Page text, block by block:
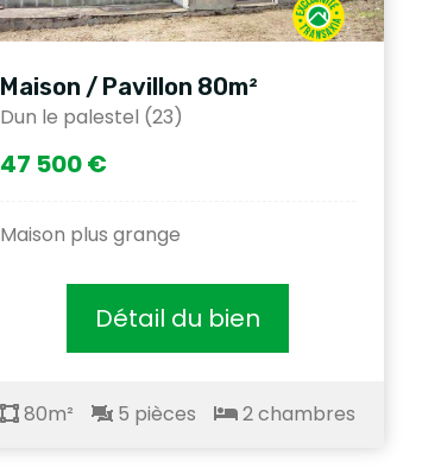
Maison / Pavillon 80m²
Dun le palestel (23)
47 500 €
Maison plus grange
Détail du bien
80m² 5 pièces 2 chambres